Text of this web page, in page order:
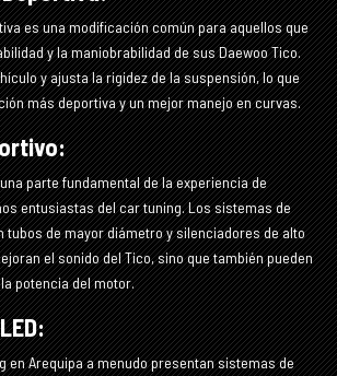
es una modificación común para aquellos que
y la maniobrabilidad de sus Daewoo Tico.
y ajusta la rigidez de la suspensión, lo que
más deportiva y un mejor manejo en curvas.
parte fundamental de la experiencia de
entusiastas del car tuning. Los sistemas de
tubos de mayor diámetro y silenciadores de alto
el sonido del Tico, sino que también pueden
potencia del motor.
en Arequipa a menudo presentan sistemas de